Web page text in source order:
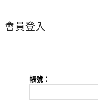
會員登入
帳號：